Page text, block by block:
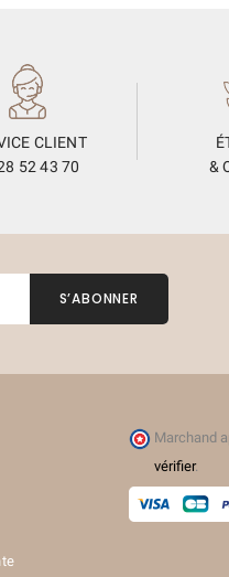
CLIENT
52 43 70
&
Marchand
vérifier.